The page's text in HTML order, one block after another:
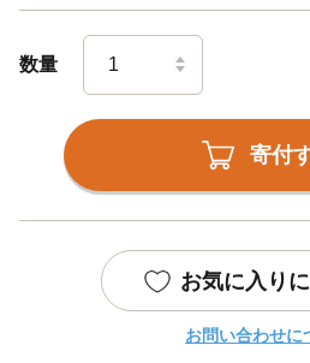
数量
寄付
お気に入り
お問い合わせに